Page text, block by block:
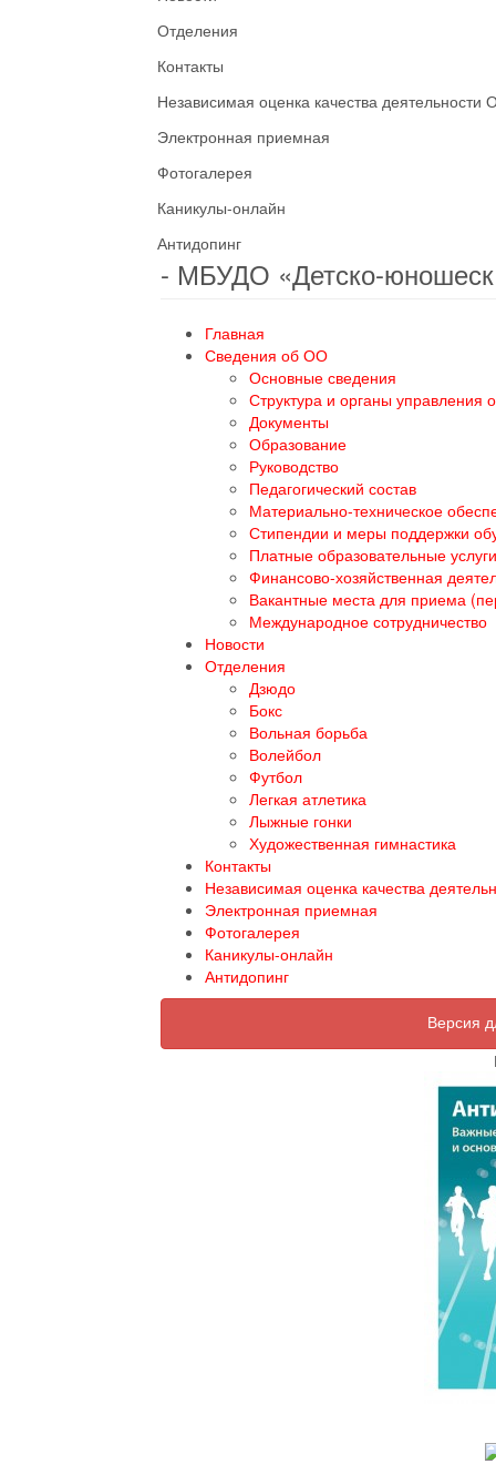
Отделения
Контакты
Независимая оценка качества деятельности
Электронная приемная
Фотогалерея
Каникулы-онлайн
Антидопинг
- МБУДО «Детско-
Главная
Сведения об ОО
Основные сведения
Структура и органы управления
Документы
Образование
Руководство
Педагогический состав
Материально-техническое
Стипендии и меры поддержки
Платные образовательные услуги
Финансово-хозяйственная
Вакантные места для приема
Международное сотрудничество
Новости
Отделения
Дзюдо
Бокс
Вольная борьба
Волейбол
Футбол
Легкая атлетика
Лыжные гонки
Художественная гимнастика
Контакты
Независимая оценка качества
Электронная приемная
Фотогалерея
Каникулы-онлайн
Антидопинг
Версия